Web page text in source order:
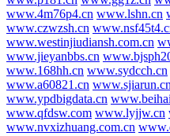
www.4m76p4.cn www.lshn.cn
www.czwzsh.cn
www.westinjiudiansh.com.cn
www.jieyanbbs.cn
www.168hh.cn www.sydcch.cn
www.a60821.cn www.sjiarun.cn
www.ypdbigdata.cn
www.qfdsw.com www.lyjjw.cn
www.nvxizhuang.com.cn